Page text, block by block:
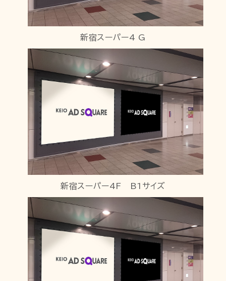
新宿スーパー4 G
新宿スーパー4F B1サイズ